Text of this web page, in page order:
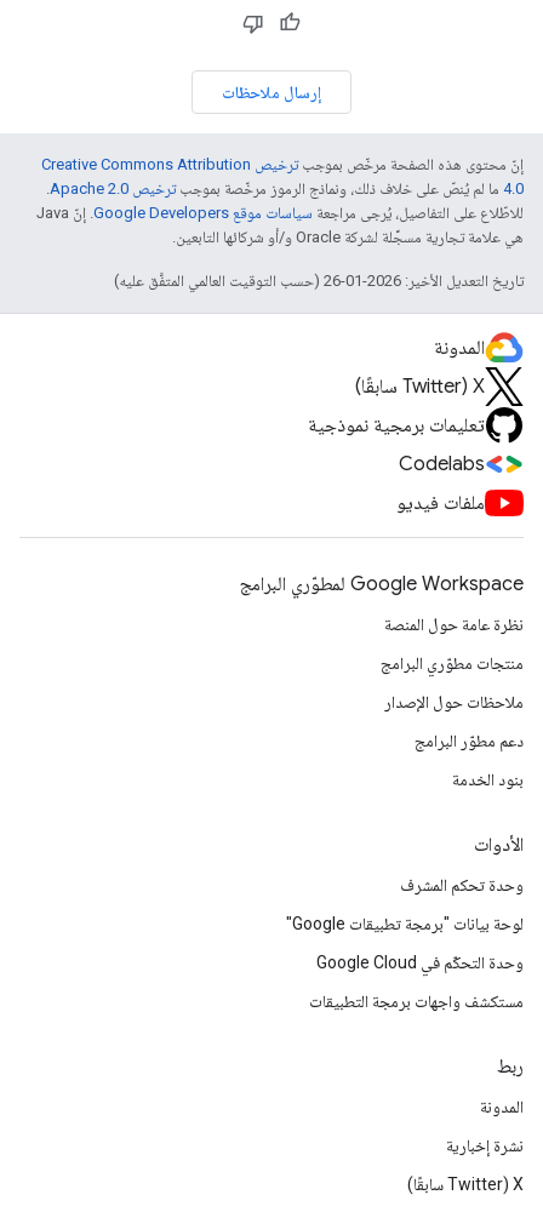
إرسال ملاحظات
إنّ محتوى هذه الصفحة مرخّص بموجب
ترخيص Creative Commons Attribution
4.0‏ ما لم يُنصّ على خلاف ذلك، ونماذج الرموز مرخّصة بموجبترخيص Apache 2.0‏
.
للاطّلاع على التفاصيل، يُرجى مراجعة سياسات موقع Google Developers‏
. إنّ Java
هي علامة تجارية مسجَّلة لشركة Oracle و/أو شركائها التابعين.
تاريخ التعديل الأخير: 2026-01-26 (حسب التوقيت العالمي المتفَّق عليه)
المدونة
‫X ‏(Twitter سابقًا)
تعليمات برمجية نموذجية
Codelabs
ملفات فيديو
Google Workspace لمطوّري البرامج
نظرة عامة حول المنصة
منتجات مطوّري البرامج
ملاحظات حول الإصدار
دعم مطوّر البرامج
بنود الخدمة
الأدوات
وحدة تحكم المشرف
لوحة بيانات "برمجة تطبيقات Google"
وحدة التحكّم في Google Cloud
مستكشف واجهات برمجة التطبيقات
ربط
المدونة
نشرة إخبارية
‫X ‏(Twitter سابقًا)